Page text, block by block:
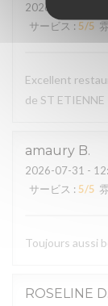
2026-07-31
サービス : 5/5
Excellent
de ST ETIENNE
amaury B
2026-07-31 -
サービス : 5/5
Toujours aussi
ROSELINE D